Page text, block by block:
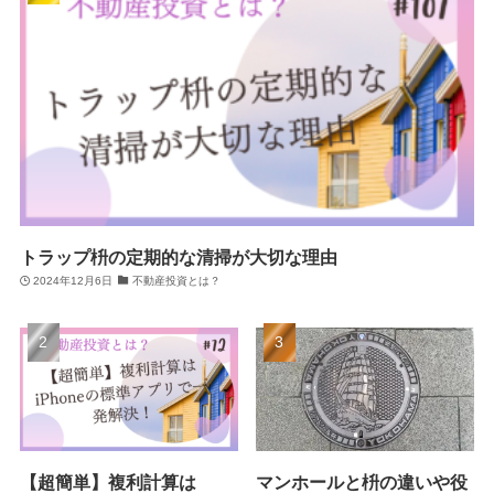
トラップ枡の定期的な清掃が大切な理由
2024年12月6日 不動産投資とは？
【超簡単】複利計算は
マンホールと枡の違いや役